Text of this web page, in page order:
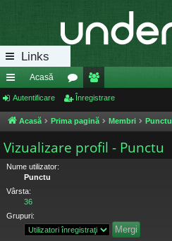
Links
eg
ăt
uri
ra
Acasă
or
u
e
m
Autentificare Înregistrare
Acasă Prima pagină Membri Punctu
Vizualizare profil - Punctu
Nume utilizator:
Punctu
Vârsta:
36
Grupuri: